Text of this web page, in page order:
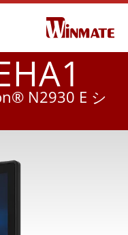
N2930 E シ